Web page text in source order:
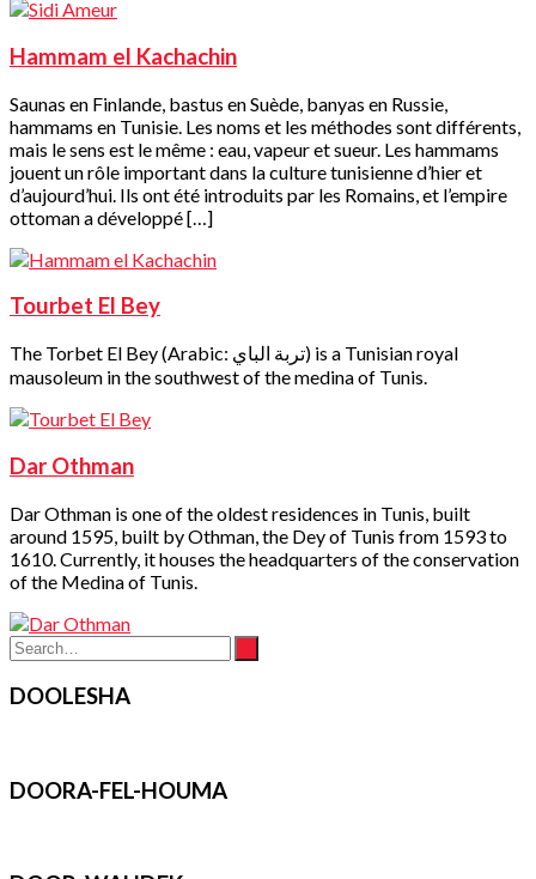
Hammam el Kachachin
Saunas en Finlande, bastus en Suède, banyas en Russie,
hammams en Tunisie. Les noms et les méthodes sont différents,
mais le sens est le même : eau, vapeur et sueur. Les hammams
jouent un rôle important dans la culture tunisienne d’hier et
d’aujourd’hui. Ils ont été introduits par les Romains, et l’empire
ottoman a développé […]
Tourbet El Bey
The Torbet El Bey (Arabic: تربة الباي‎) is a Tunisian royal
mausoleum in the southwest of the medina of Tunis.
Dar Othman
Dar Othman is one of the oldest residences in Tunis, built
around 1595, built by Othman, the Dey of Tunis from 1593 to
1610. Currently, it houses the headquarters of the conservation
of the Medina of Tunis.
DOOLESHA
DOORA-FEL-HOUMA